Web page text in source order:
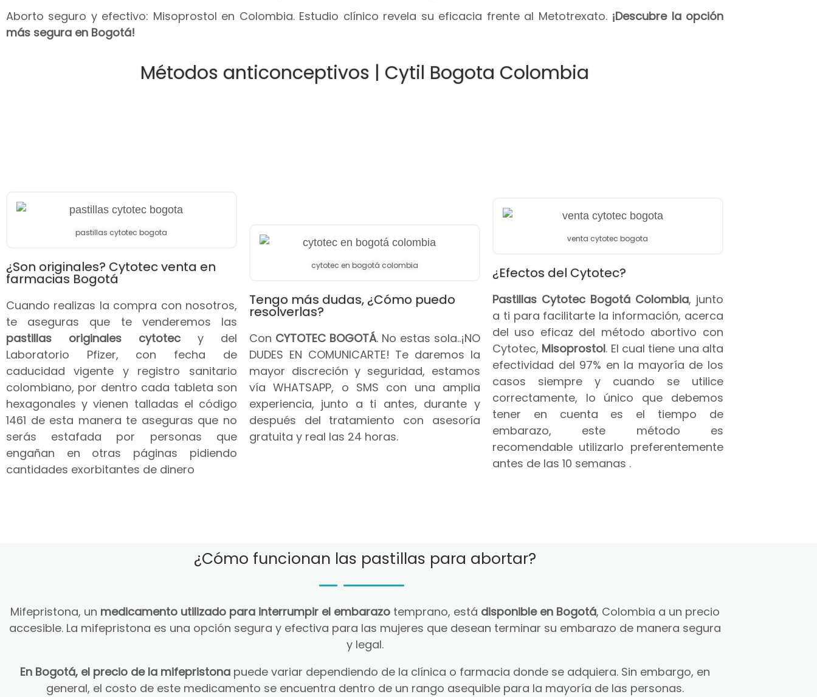
Aborto seguro y efectivo: Misoprostol en Colombia. Estudio clínico revela su eficacia frente al Metotrexato. ¡Descubre la opción
más segura en Bogotá!
Métodos anticonceptivos | Cytil Bogota Colombia
pastillas cytotec bogota
¿Son originales? Cytotec venta en
farmacias Bogotá
Cuando realizas la compra con nosotros,
te aseguras que te venderemos las
pastillas originales cytotec y del
Laboratorio Pfizer, con fecha de
caducidad vigente y registro sanitario
colombiano, por dentro cada tableta son
hexagonales y vienen talladas el código
1461 de esta manera te aseguras que no
serás estafada por personas que
engañan en otras páginas pidiendo
cantidades exorbitantes de dinero
cytotec en bogotá colombia
Tengo más dudas, ¿Cómo puedo
resolverlas?
Con CYTOTEC BOGOTÁ. No estas sola..¡NO
DUDES EN COMUNICARTE! Te daremos la
mayor discreción y seguridad, estamos
vía WHATSAPP, o SMS con una amplia
experiencia, junto a ti antes, durante y
después del tratamiento con asesoría
gratuita y real las 24 horas.
venta cytotec bogota
¿Efectos del Cytotec?
Pastillas Cytotec Bogotá Colombia, junto
a ti para facilitarte la información, acerca
del uso eficaz del método abortivo con
Cytotec, Misoprostol. El cual tiene una alta
efectividad del 97% en la mayoría de los
casos siempre y cuando se utilice
correctamente, lo único que debemos
tener en cuenta es el tiempo de
embarazo, este método es
recomendable utilizarlo preferentemente
antes de las 10 semanas .
¿Cómo funcionan las pastillas para abortar?
Mifepristona, un medicamento utilizado para interrumpir el embarazotemprano, está disponible en Bogotá, Colombia a un precio
accesible. La mifepristona es una opción segura y efectiva para las mujeres que desean terminar su embarazo de manera segura
y legal.
En Bogotá, el precio de la mifepristonapuede variar dependiendo de la clínica o farmacia donde se adquiera. Sin embargo, en
general, el costo de este medicamento se encuentra dentro de un rango asequible para la mayoría de las personas.